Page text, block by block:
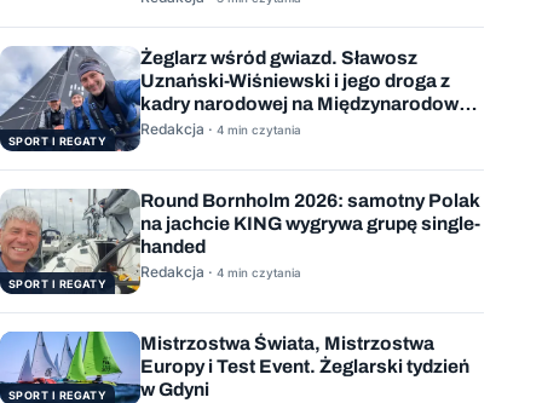
SPORT I REGATY
Żeglarz wśród gwiazd. Sławosz
Uznański-Wiśniewski i jego droga z
kadry narodowej na Międzynarodową
Stację Kosmiczną
Redakcja · 4 min czytania
SPORT I REGATY
Round Bornholm 2026: samotny Polak
na jachcie KING wygrywa grupę single-
handed
Redakcja · 4 min czytania
SPORT I REGATY
Mistrzostwa Świata, Mistrzostwa
Europy i Test Event. Żeglarski tydzień
w Gdyni